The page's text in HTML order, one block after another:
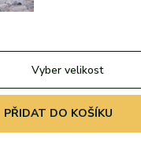
Puma
Vyber velikost
PŘIDAT DO KOŠÍKU